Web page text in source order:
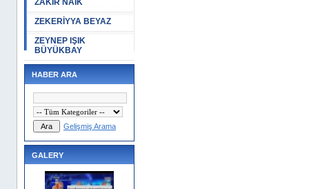
ZAKİR NAİK
ZEKERİYYA BEYAZ
ZEYNEP IŞIK
BÜYÜKBAY
HABER ARA
Gelişmiş Arama
GALERY